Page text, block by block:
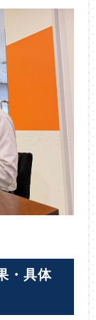
・具体